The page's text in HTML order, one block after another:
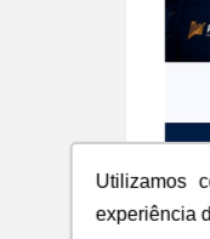
Utilizamos
experiência
Logo